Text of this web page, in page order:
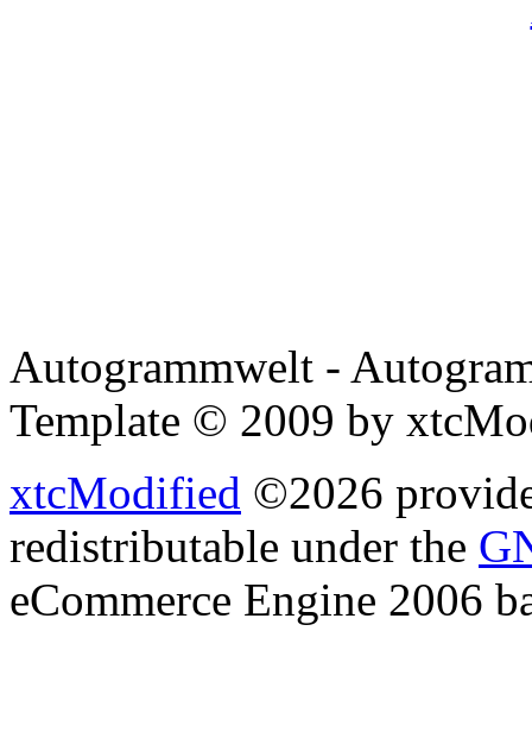
Autogrammwelt -
Template © 2009 by
xtcModified ©2026
redistributable under the
eCommerce Engine 2006